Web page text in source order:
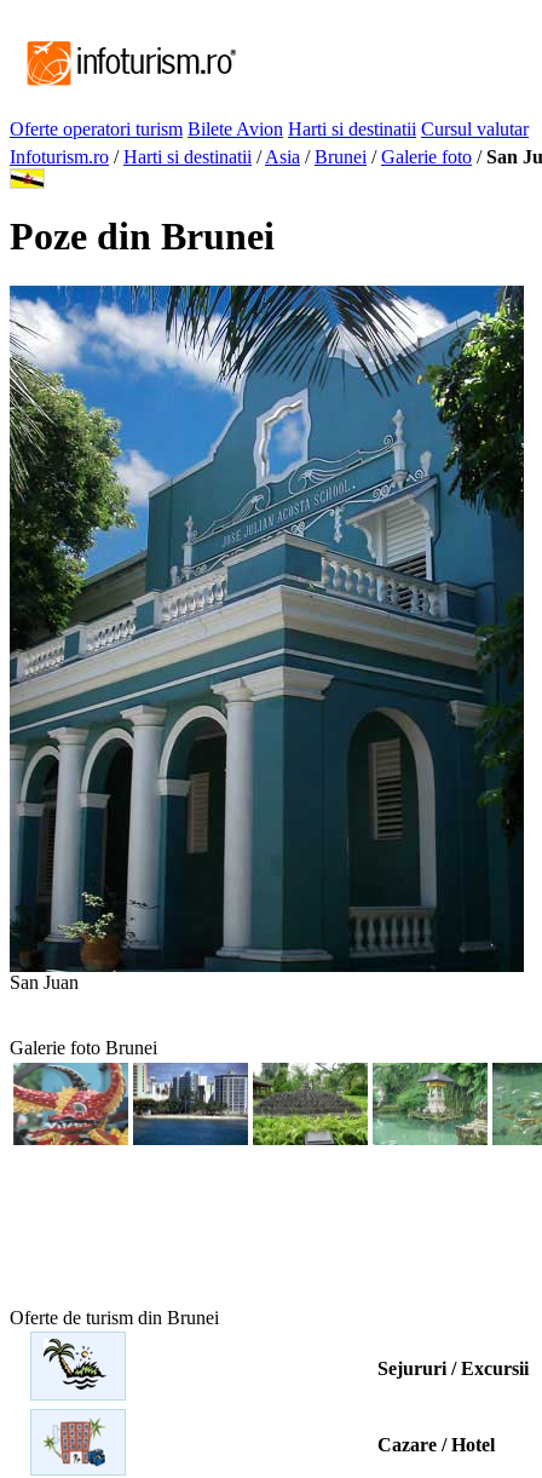
Oferte operatori turism Bilete Avion Harti si destinatii Cursul valutar
Infoturism.ro /Harti si destinatii /Asia /Brunei /Galerie foto /San
Poze din Brunei
San Juan
Galerie foto Brunei
Oferte de turism din Brunei
Sejururi / Excursii
Cazare / Hotel